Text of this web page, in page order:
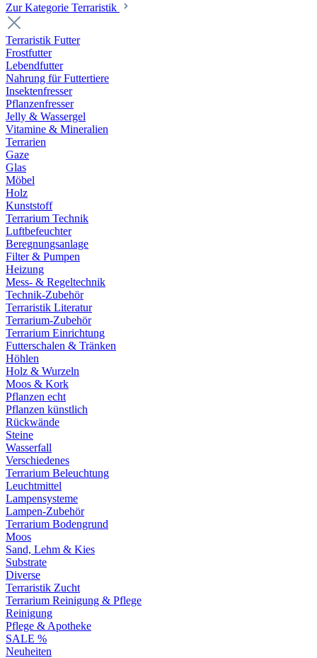
Zur Kategorie Terraristik
Terraristik Futter
Frostfutter
Lebendfutter
Nahrung für Futtertiere
Insektenfresser
Pflanzenfresser
Jelly & Wassergel
Vitamine & Mineralien
Terrarien
Gaze
Glas
Möbel
Holz
Kunststoff
Terrarium Technik
Luftbefeuchter
Beregnungsanlage
Filter & Pumpen
Heizung
Mess- & Regeltechnik
Technik-Zubehör
Terraristik Literatur
Terrarium-Zubehör
Terrarium Einrichtung
Futterschalen & Tränken
Höhlen
Holz & Wurzeln
Moos & Kork
Pflanzen echt
Pflanzen künstlich
Rückwände
Steine
Wasserfall
Verschiedenes
Terrarium Beleuchtung
Leuchtmittel
Lampensysteme
Lampen-Zubehör
Terrarium Bodengrund
Moos
Sand, Lehm & Kies
Substrate
Diverse
Terraristik Zucht
Terrarium Reinigung & Pflege
Reinigung
Pflege & Apotheke
SALE %
Neuheiten